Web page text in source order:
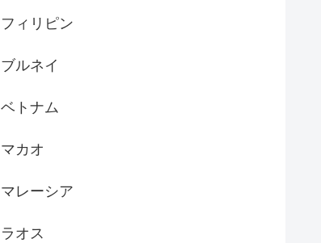
フィリピン
ブルネイ
ベトナム
マカオ
マレーシア
ラオス